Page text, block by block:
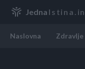
Jedna
Naslovna Zdravlje